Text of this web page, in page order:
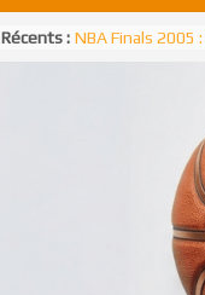
Récents : NBA Finals 2005
NBA Finals 2021
Shai Gilgeous-
match à plus de
canadien
Pau Gasol dans
premier